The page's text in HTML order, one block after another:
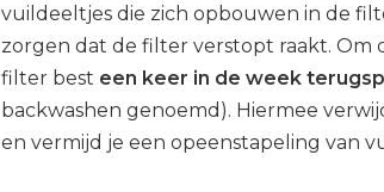
vuildeeltjes die zich opbouwen in de
zorgen dat de filter verstopt raakt. Om
filter best een keer in de week
backwashen genoemd). Hiermee
en vermijd je een opeenstapeling van